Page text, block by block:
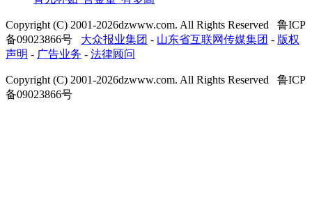
Copyright (C) 2001-2026dzwww.com. All Rights Reserved 鲁ICP
备09023866号 大众报业集团 - 山东省互联网传媒集团 - 版权
声明 - 广告业务 - 法律顾问
Copyright (C) 2001-2026dzwww.com. All Rights Reserved 鲁ICP
备09023866号